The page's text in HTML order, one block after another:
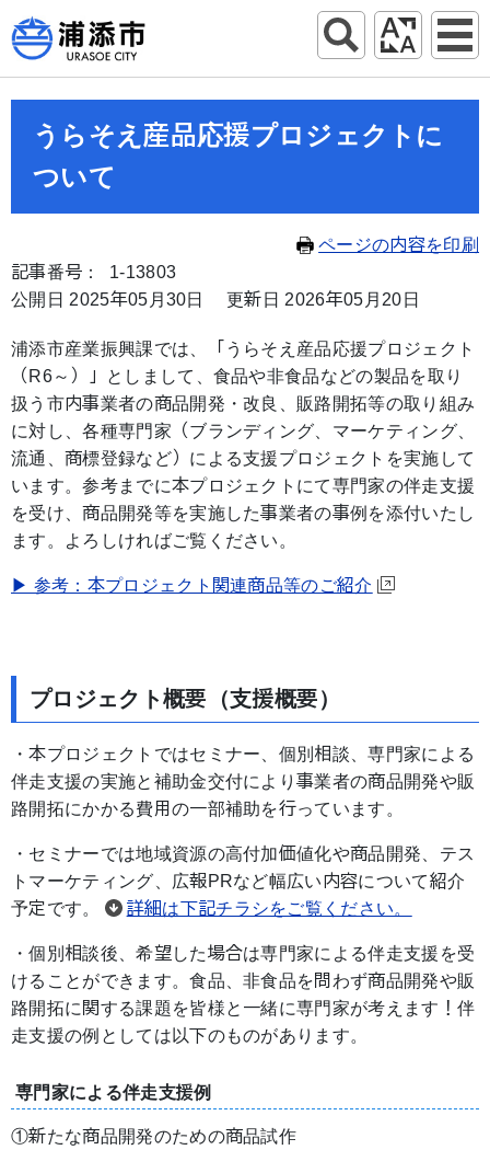
うらそえ産品応援プロジェクトに
ついて
ページの内容を印刷
記事番号： 1-13803
公開日 2025年05月30日
更新日 2026年05月20日
浦添市産業振興課では、「うらそえ産品応援プロジェクト
（R6～）」としまして、食品や非食品などの製品を取り
扱う市内事業者の商品開発・改良、販路開拓等の取り組み
に対し、各種専門家（ブランディング、マーケティング、
流通、商標登録など）による支援プロジェクトを実施して
います。参考までに本プロジェクトにて専門家の伴走支援
を受け、商品開発等を実施した事業者の事例を添付いたし
ます。よろしければご覧ください。
▶ 参考：本プロジェクト関連商品等のご紹介
プロジェクト概要（支援概要）
・本プロジェクトではセミナー、個別相談、専門家による
伴走支援の実施と補助金交付により事業者の商品開発や販
路開拓にかかる費用の一部補助を行っています。
・セミナーでは地域資源の高付加価値化や商品開発、テス
トマーケティング、広報PRなど幅広い内容について紹介
予定です。
詳細は下記チラシをご覧ください。
・個別相談後、希望した場合は専門家による伴走支援を受
けることができます。食品、非食品を問わず商品開発や販
路開拓に関する課題を皆様と一緒に専門家が考えます！伴
走支援の例としては以下のものがあります。
専門家による伴走支援例
①新たな商品開発のための商品試作